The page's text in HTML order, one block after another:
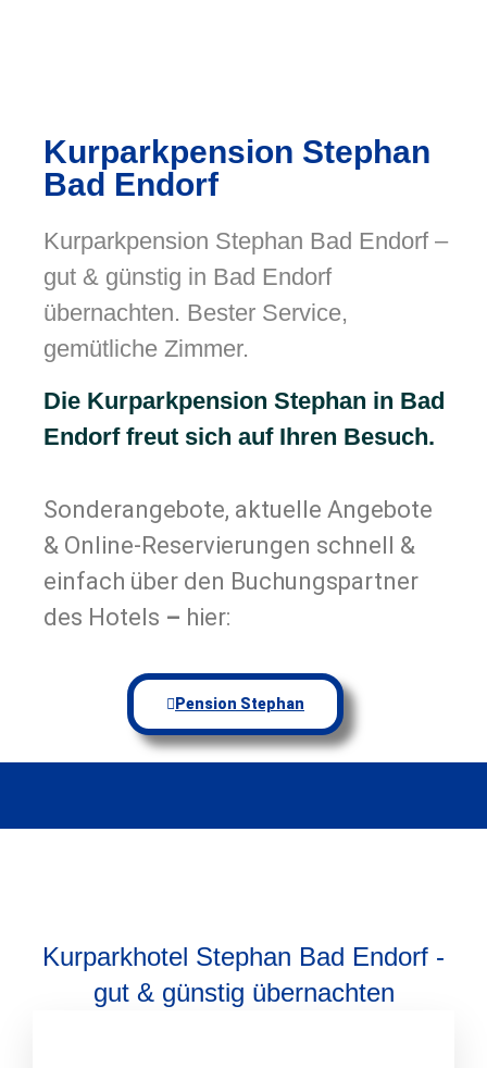
Kurparkpension Stephan
Bad Endorf
Kurparkpension Stephan Bad Endorf –
gut & günstig in Bad Endorf
übernachten. Bester Service,
gemütliche Zimmer.
Die Kurparkpension Stephan in Bad
Endorf freut sich auf Ihren Besuch.
Sonderangebote, aktuelle Angebote
& Online-Reservierungen schnell &
einfach über den Buchungspartner
des Hotels – hier:
Pension Stephan
Kurparkhotel Stephan Bad Endorf -
gut & günstig übernachten